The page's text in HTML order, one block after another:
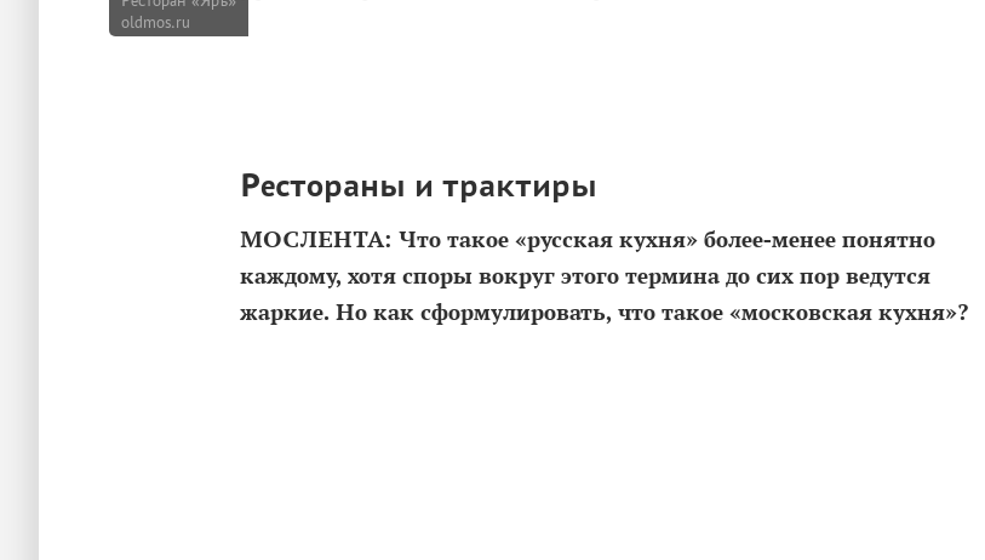
oldmos.ru
Рестораны и трактиры
МОСЛЕНТА: Что такое «русская кухня» более-менее понятно
каждому, хотя споры вокруг этого термина до сих пор ведутся
жаркие. Но как сформулировать, что такое «московская кухня»?